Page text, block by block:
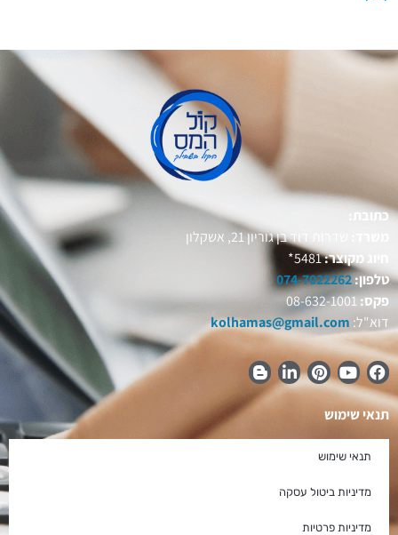
כתובת:
משרד:
שדרות דוד בן גוריון 21, אשקלון
חיוג מקוצר:5481*
טלפון:074-7022262
פקס:08-632-1001
דוא"ל:kolhamas@gmail.com
תנאי שימוש
תנאי שימוש
מדיניות ביטול עסקה
מדיניות פרטיות